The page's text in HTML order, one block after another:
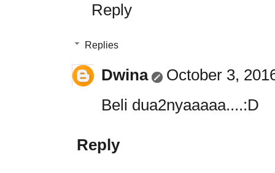
Reply
Replies
Dwina
October 3,
Beli dua2nyaaaaa....:D
Reply